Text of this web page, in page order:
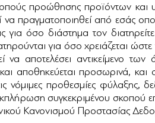
προώθησης προϊόντων και
πραγματοποιηθεί από εσάς
όσο διάστημα τον
για όσο χρειάζεται
να αποτελέσει αντικείμενο
αποθηκεύεται προσωρινά,
νόμιμες προθεσμίες φύλαξης,
συγκεκριμένου
Κανονισμού Προστασίας